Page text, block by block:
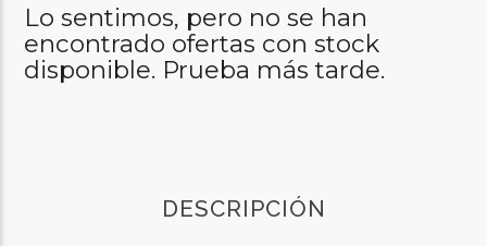
Lo sentimos, pero no se han
encontrado ofertas con stock
disponible. Prueba más tarde.
DESCRIPCIÓN